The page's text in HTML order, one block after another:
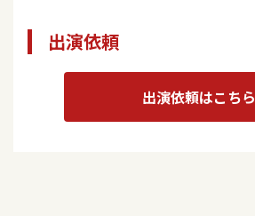
出演依頼
出演依頼はこちら